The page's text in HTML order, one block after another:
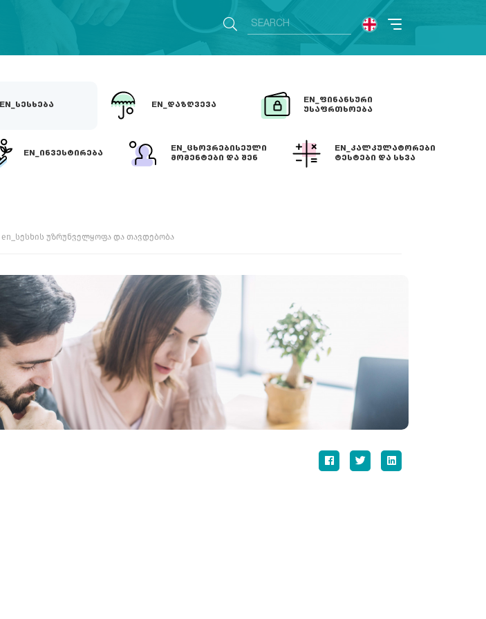
EN_ᲡᲔᲡᲮᲔᲑᲐ EN_ᲓᲐᲖᲦᲕᲔᲕᲐ
EN_ᲤᲘᲜᲐᲜᲡᲣᲠᲘ
ᲣᲡᲐᲤᲠᲗᲮᲝᲔᲑᲐ
EN_ᲘᲜᲕᲔᲡᲢᲘᲠᲔᲑᲐ
EN_ᲪᲮᲝᲕᲠᲔᲑᲘᲡᲔᲣᲚᲘ
ᲛᲝᲛᲔᲜᲢᲔᲑᲘ ᲓᲐ ᲨᲔᲜ
EN_ᲙᲐᲚᲙᲣᲚᲐᲢᲝᲠᲔᲑᲘ
ᲢᲔᲡᲢᲔᲑᲘ ᲓᲐ ᲡᲮᲕᲐ
en_სესხის უზრუნველყოფა და თავდებობა